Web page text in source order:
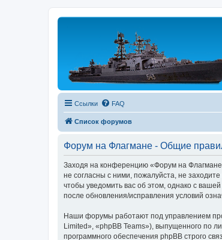
Ссылки FAQ
Список форумов
Форум на Флагмане - Общие
Заходя на конференцию «Форум на
не согласны с ними, пожалуйста, не
чтобы уведомить вас об этом, однако с
после обновления/исправления условий
Наши форумы работают под управлением
Limited», «phpBB Teams»), выпущенного по
программного обеспечения phpBB строго